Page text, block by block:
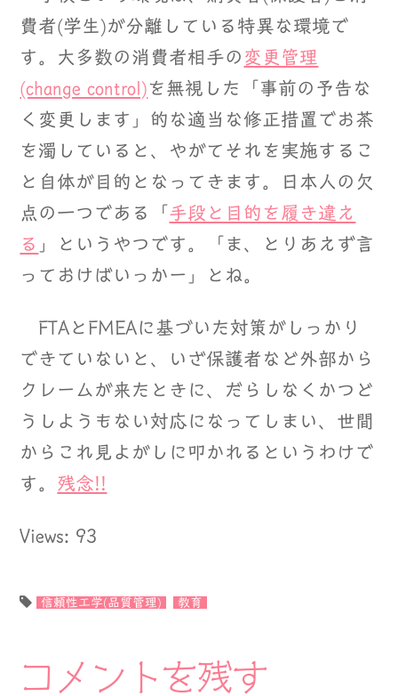
費者(学生)が分離している特異な環境で
す。大多数の消費者相手の 変更管理
(change control) を無視した「事前の予告な
く変更します」的な適当な修正措置でお茶
を濁していると、やがてそれを実施するこ
と自体が目的となってきます。日本人の欠
点の一つである「 手段と目的を履き違え
る 」というやつです。「ま、とりあえず言
っておけばいっかー」とね。
FTAとFMEAに基づいた対策がしっかり
できていないと、いざ保護者など外部から
クレームが来たときに、だらしなくかつど
うしようもない対応になってしまい、世間
からこれ見よがしに叩かれるというわけで
す。 残念!!
Views: 93
信頼性工学(品質管理) 教育
コメントを残す